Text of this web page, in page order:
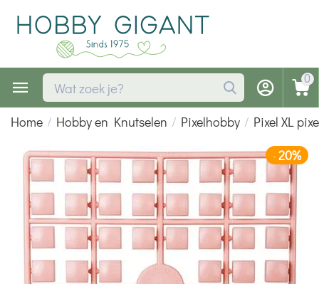
0
Home / Hobby en Knutselen / Pixelhobby / Pixel XL
-20%